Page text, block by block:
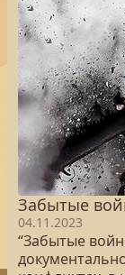
Забытые
04.11.2023
“Забытые